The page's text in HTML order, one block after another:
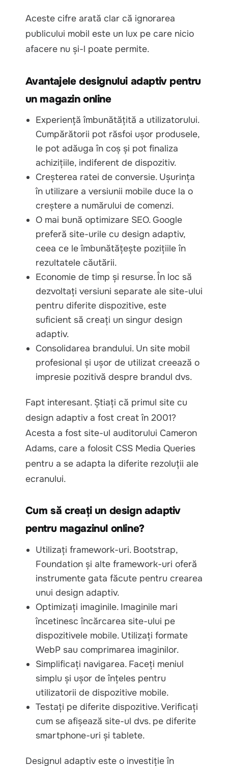
Aceste cifre arată clar că ignorarea
publicului mobil este un lux pe care nicio
afacere nu și-l poate permite.
Avantajele designului adaptiv pentru
un magazin online
Experiență îmbunătățită a utilizatorului.
Cumpărătorii pot răsfoi ușor produsele,
le pot adăuga în coș și pot finaliza
achizițiile, indiferent de dispozitiv.
Creșterea ratei de conversie. Ușurința
în utilizare a versiunii mobile duce la o
creștere a numărului de comenzi.
O mai bună optimizare SEO. Google
preferă site-urile cu design adaptiv,
ceea ce le îmbunătățește pozițiile în
rezultatele căutării.
Economie de timp și resurse. În loc să
dezvoltați versiuni separate ale site-ului
pentru diferite dispozitive, este
suficient să creați un singur design
adaptiv.
Consolidarea brandului. Un site mobil
profesional și ușor de utilizat creează o
impresie pozitivă despre brandul dvs.
Fapt interesant. Știați că primul site cu
design adaptiv a fost creat în 2001?
Acesta a fost site-ul auditorului Cameron
Adams, care a folosit CSS Media Queries
pentru a se adapta la diferite rezoluții ale
ecranului.
Cum să creați un design adaptiv
pentru magazinul online?
Utilizați framework-uri. Bootstrap,
Foundation și alte framework-uri oferă
instrumente gata făcute pentru crearea
unui design adaptiv.
Optimizați imaginile. Imaginile mari
încetinesc încărcarea site-ului pe
dispozitivele mobile. Utilizați formate
WebP sau comprimarea imaginilor.
Simplificați navigarea. Faceți meniul
simplu și ușor de înțeles pentru
utilizatorii de dispozitive mobile.
Testați pe diferite dispozitive. Verificați
cum se afișează site-ul dvs. pe diferite
smartphone-uri și tablete.
Designul adaptiv este o investiție în